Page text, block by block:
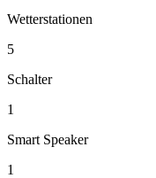
Wetterstationen
5
Schalter
1
Smart Speaker
1